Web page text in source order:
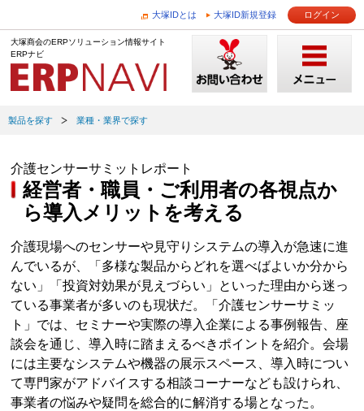
大塚IDとは 大塚ID新規登録 ログイン
大塚商会のERPソリューション情報サイト
ERPナビ
製品を探す 業種・業界で探す
介護センサーサミットレポート
経営者・職員・ご利用者の各視点か
ら導入メリットを考える
介護現場へのセンサーや見守りシステムの導入が急速に進
んでいるが、「多様な製品からどれを選べばよいか分から
ない」「投資対効果が見えづらい」といった理由から迷っ
ている事業者が多いのも現状だ。「介護センサーサミッ
ト」では、セミナーや実際の導入企業による事例報告、座
談会を通じ、導入時に踏まえるべきポイントを紹介。会場
には主要なシステムや機器の展示スペース、導入時につい
て専門家がアドバイスする相談コーナーなども設けられ、
事業者の悩みや疑問を総合的に解消する場となった。